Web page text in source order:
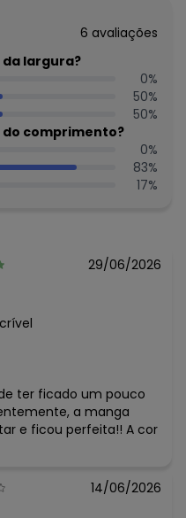
etiqueta
menor oferecido em
tamanho disponível.
N/D*
R$ 77,99
R$ 42,99
R$ 97,99
6 avaliações
largura?
0%
50%
50%
do comprimento?
0%
83%
17%
29/06/2026
ter ficado um pouco
a manga
e ficou perfeita!! A cor
14/06/2026